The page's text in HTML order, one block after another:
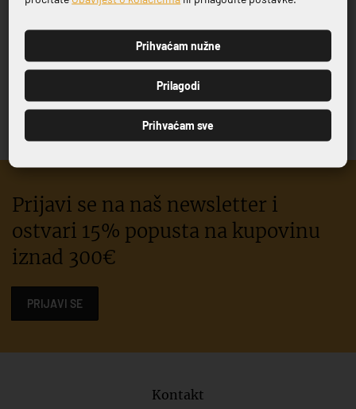
KOŠARA ZA VOĆE
48,20 €
Prijavi se na naš newsletter i
ostvari 15% popusta na kupovinu
iznad 300€
PRIJAVI SE
Kontakt
PRIJAVI SE
Prihvaćam nužne
Prilagodi
Prihvaćam sve